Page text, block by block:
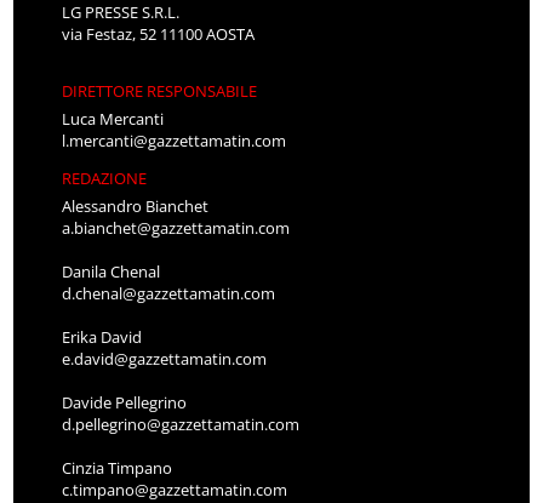
LG PRESSE S.R.L.
via Festaz, 52 11100 AOSTA
DIRETTORE RESPONSABILE
Luca Mercanti
l.mercanti@gazzettamatin.com
REDAZIONE
Alessandro Bianchet
a.bianchet@gazzettamatin.com
Danila Chenal
d.chenal@gazzettamatin.com
Erika David
e.david@gazzettamatin.com
Davide Pellegrino
d.pellegrino@gazzettamatin.com
Cinzia Timpano
c.timpano@gazzettamatin.com